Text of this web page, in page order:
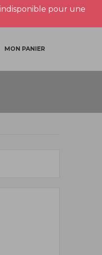
pour une
MON PANIER